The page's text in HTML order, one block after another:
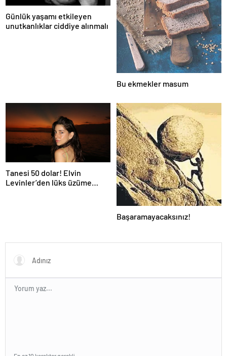
Günlük yaşamı etkileyen
unutkanlıklar ciddiye alınmalı
Bu ekmekler masum
Tanesi 50 dolar! Elvin
Levinler’den lüks üzüme
Başaramayacaksınız!